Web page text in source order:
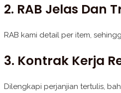
2. RAB Jelas Dan
RAB kami detail per item,
3. Kontrak Kerja
Dilengkapi perjanjian tertulis,